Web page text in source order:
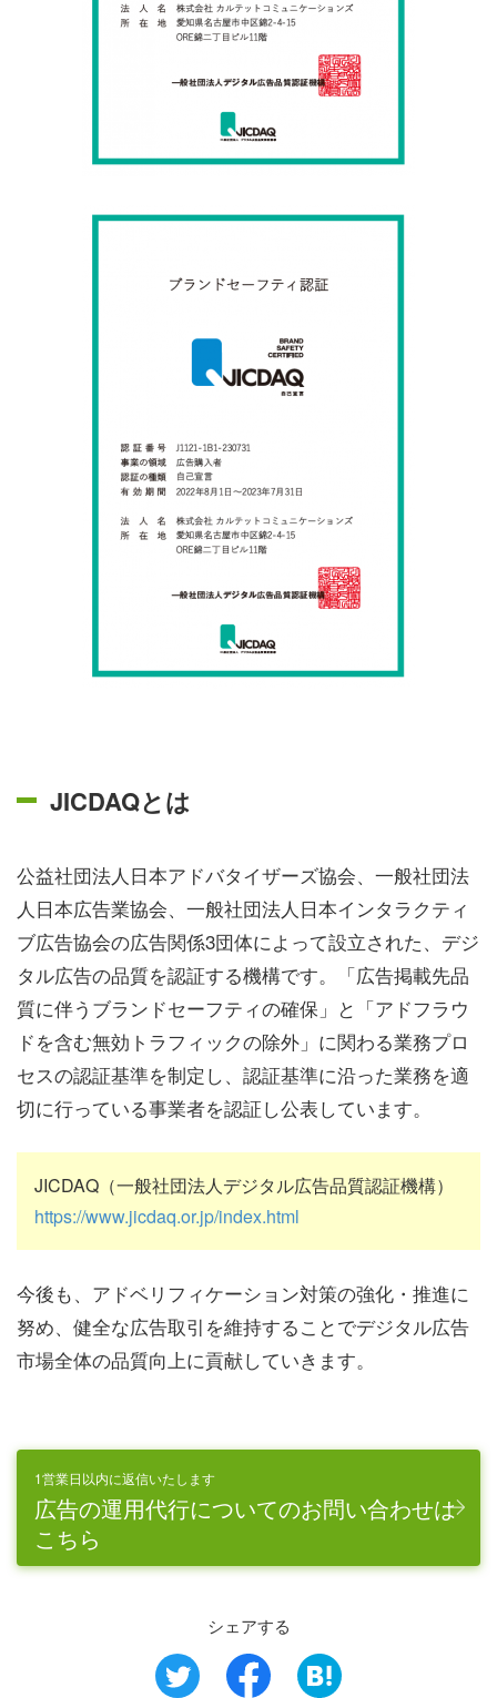
JICDAQとは
公益社団法人日本アドバタイザーズ協会、一般社団法
人日本広告業協会、一般社団法人日本インタラクティ
ブ広告協会の広告関係3団体によって設立された、デジ
タル広告の品質を認証する機構です。「広告掲載先品
質に伴うブランドセーフティの確保」と「アドフラウ
ドを含む無効トラフィックの除外」に関わる業務プロ
セスの認証基準を制定し、認証基準に沿った業務を適
切に行っている事業者を認証し公表しています。
JICDAQ（一般社団法人デジタル広告品質認証機構）
https://www.jicdaq.or.jp/index.html
今後も、アドベリフィケーション対策の強化・推進に
努め、健全な広告取引を維持することでデジタル広告
市場全体の品質向上に貢献していきます。
1営業日以内に返信いたします
広告の運用代行についてのお問い合わせは
こちら
シェアする